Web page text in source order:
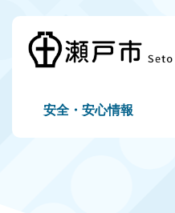
安全・安心情報